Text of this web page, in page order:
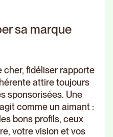
sa marque
fidéliser rapporte
attire toujours
sponsorisées. Une
comme un aimant :
bons profils, ceux
votre vision et vos